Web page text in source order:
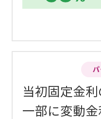
当初固定金利
一部に変動